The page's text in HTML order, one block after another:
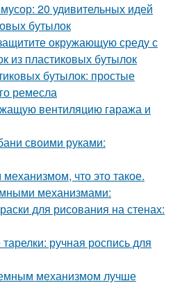
20 удивительных идей
бутылок
окружающую среду с
из пластиковых бутылок
бутылок: простые
ремесла
вентиляцию гаража и
своими руками:
что это такое.
механизмами:
для рисования на стенах:
ручная роспись для
механизмом лучше